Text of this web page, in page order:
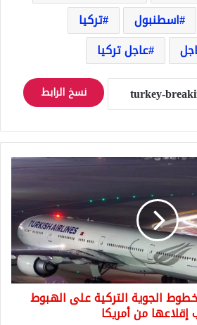
اسطنبول
تركيا
عاجل تركيا
نسخ الرابط
الجوية التركية على الهبوط
من أمريكا